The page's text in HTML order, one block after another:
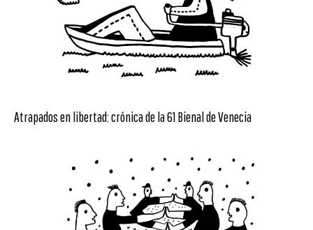
Atrapados en libertad: crónica de la 61 Bienal de Venecia